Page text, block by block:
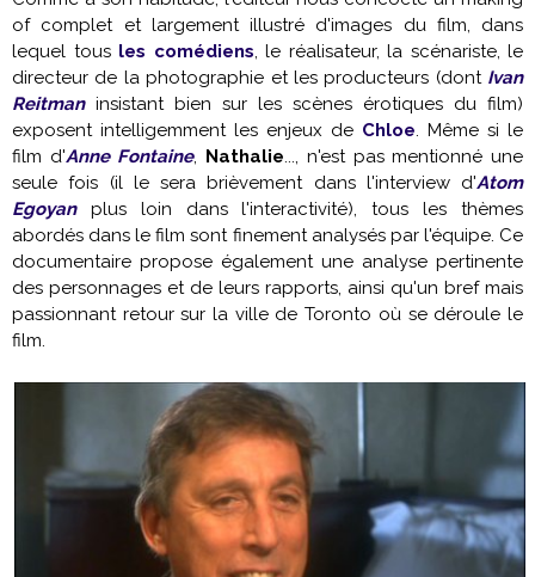
of complet et largement illustré d'images du film, dans
lequel tous les comédiens, le réalisateur, la scénariste, le
directeur de la photographie et les producteurs (dont Ivan
Reitmaninsistant bien sur les scènes érotiques du film)
exposent intelligemment les enjeux de Chloe. Même si le
film d'Anne Fontaine, Nathalie..., n'est pas mentionné une
seule fois (il le sera brièvement dans l'interview d'Atom
Egoyanplus loin dans l'interactivité), tous les thèmes
abordés dans le film sont finement analysés par l'équipe. Ce
documentaire propose également une analyse pertinente
des personnages et de leurs rapports, ainsi qu'un bref mais
passionnant retour sur la ville de Toronto où se déroule le
film.